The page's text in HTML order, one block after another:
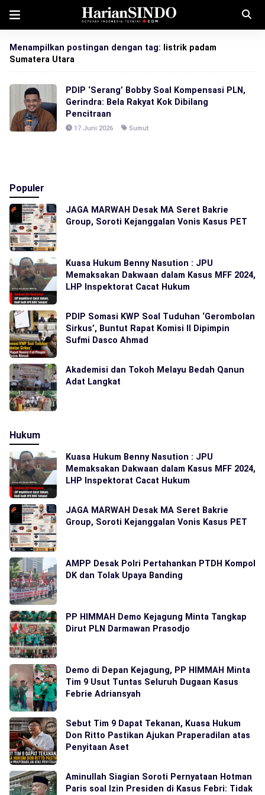
Menampilkan postingan dengan tag:
listrik padam
Sumatera Utara
PDIP ‘Serang’ Bobby Soal Kompensasi PLN,
Gerindra: Bela Rakyat Kok Dibilang
Pencitraan
17 Juni 2026 Sumut
Populer
JAGA MARWAH Desak MA Seret Bakrie
Group, Soroti Kejanggalan Vonis Kasus PET
Kuasa Hukum Benny Nasution : JPU
Memaksakan Dakwaan dalam Kasus MFF 2024,
LHP Inspektorat Cacat Hukum
PDIP Somasi KWP Soal Tuduhan ‘Gerombolan
Sirkus’, Buntut Rapat Komisi II Dipimpin
Sufmi Dasco Ahmad
Akademisi dan Tokoh Melayu Bedah Qanun
Adat Langkat
Hukum
Kuasa Hukum Benny Nasution : JPU
Memaksakan Dakwaan dalam Kasus MFF 2024,
LHP Inspektorat Cacat Hukum
JAGA MARWAH Desak MA Seret Bakrie
Group, Soroti Kejanggalan Vonis Kasus PET
AMPP Desak Polri Pertahankan PTDH Kompol
DK dan Tolak Upaya Banding
PP HIMMAH Demo Kejagung Minta Tangkap
Dirut PLN Darmawan Prasodjo
Demo di Depan Kejagung, PP HIMMAH Minta
Tim 9 Usut Tuntas Seluruh Dugaan Kasus
Febrie Adriansyah
Sebut Tim 9 Dapat Tekanan, Kuasa Hukum
Don Ritto Pastikan Ajukan Praperadilan atas
Penyitaan Aset
Aminullah Siagian Soroti Pernyataan Hotman
Paris soal Izin Presiden di Kasus Febri: Tidak